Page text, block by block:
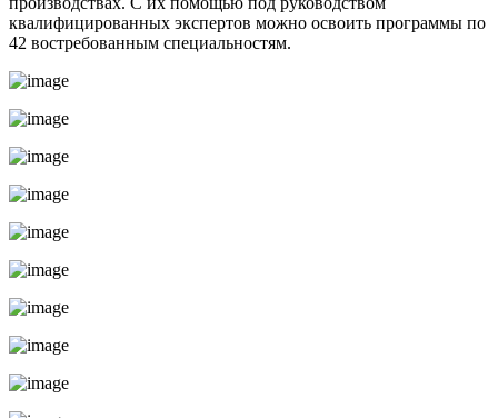
квалифицированных экспертов можно освоить программы по
42 востребованным специальностям.